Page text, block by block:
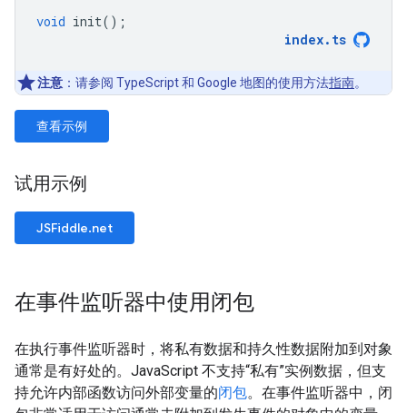
void init();
index. ts
注意 ：请参阅 TypeScript 和 Google 地图的使用方法指南。
查看示例
试用示例
JSFiddle.net
在事件监听器中使用闭包
在执行事件监听器时，将私有数据和持久性数据附加到对象
通常是有好处的。JavaScript 不支持“私有”实例数据，但支
持允许内部函数访问外部变量的闭包。在事件监听器中，闭